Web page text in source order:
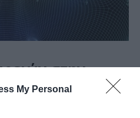
My Personal
στην
στην εποχή